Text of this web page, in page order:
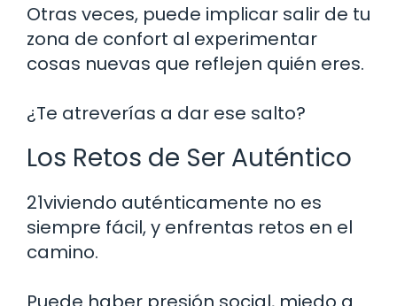
Otras veces, puede implicar salir de tu
zona de confort al experimentar
cosas nuevas que reflejen quién eres.
¿Te atreverías a dar ese salto?
Los Retos de Ser Auténtico
21viviendo auténticamente no es
siempre fácil, y enfrentas retos en el
camino.